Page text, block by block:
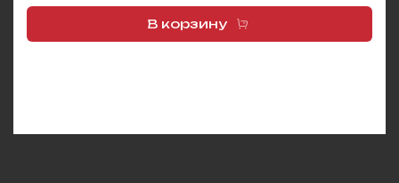
В корзину